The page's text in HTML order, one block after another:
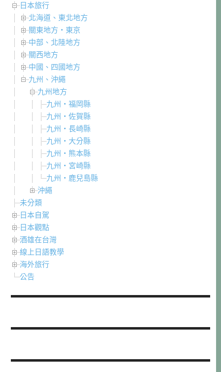
日本旅行
北海道、東北地方
關東地方・東京
中部、北陸地方
關西地方
中國、四國地方
九州、沖繩
九州地方
九州・福岡縣
九州・佐賀縣
九州・長崎縣
九州・大分縣
九州・熊本縣
九州・宮崎縣
九州・鹿兒島縣
沖繩
未分類
日本自駕
日本觀點
酒雄在台灣
線上日語教學
海外旅行
公告